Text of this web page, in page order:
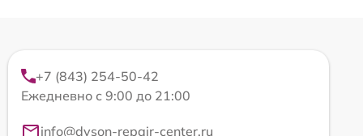
+7 (843) 254-50-42
Ежедневно с 9:00 до 21:00
info@dyson-repair-center.ru